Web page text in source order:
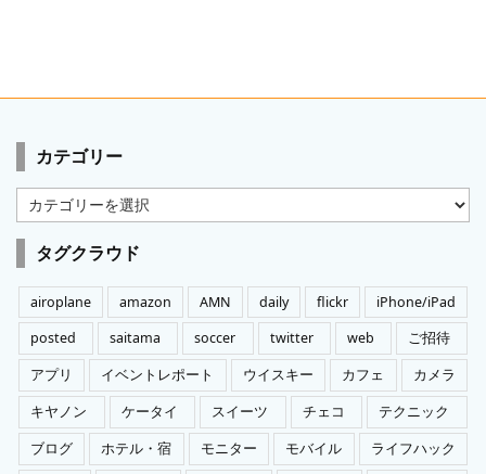
カテゴリー
テ
ゴ
ー
タグクラウド
airoplane amazon AMN daily flickr
iPhone/iPad
posted
saitama soccer twitter web
ご招待
アプリ
イベントレポート ウイスキー カフェ
カメラ
キヤノン
ケータイ スイーツ チェコ
テクニック
ブログ
ホテル・宿 モニター モバイル
ライフハック